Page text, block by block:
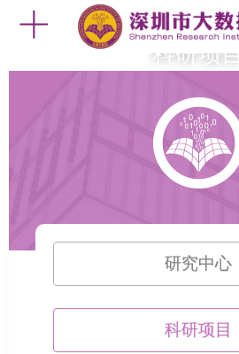
科研项目
研究中心
科研项目